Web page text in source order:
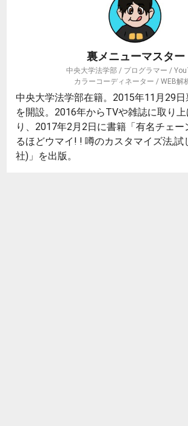
裏メニューマスター
中央大学法学部 / プログラマー /
カラーコーディネーター / WEB解
中央大学法学部在籍。2015年11月29
を開設。2016年からTVや雑誌に取り
り、2017年2月2日に書籍「有名チェー
るほどウマイ! ! 噂のカスタマイズ法,試
社)」を出版。